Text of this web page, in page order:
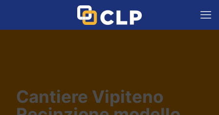
Cantiere Vipiteno